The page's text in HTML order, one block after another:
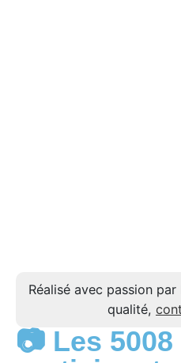
Réalisé avec passion
qualité,
📷 Les